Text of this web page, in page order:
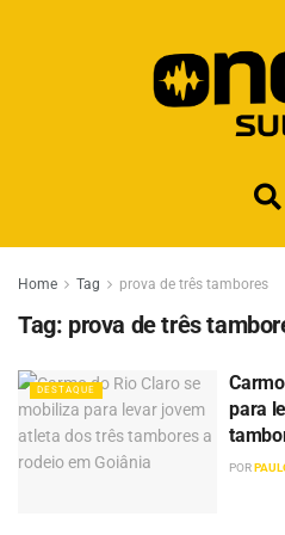
Home Tag prova de três tambores
Tag: prova de três
DESTAQUE
para
POR